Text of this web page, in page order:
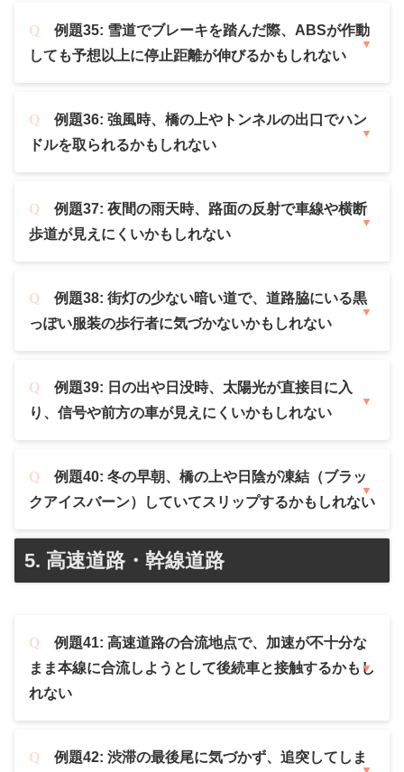
例題35: 雪道でブレーキを踏んだ際、ABSが作動
しても予想以上に停止距離が伸びるかもしれない
例題36: 強風時、橋の上やトンネルの出口でハン
ドルを取られるかもしれない
例題37: 夜間の雨天時、路面の反射で車線や横断
歩道が見えにくいかもしれない
例題38: 街灯の少ない暗い道で、道路脇にいる黒
っぽい服装の歩行者に気づかないかもしれない
例題39: 日の出や日没時、太陽光が直接目に入
り、信号や前方の車が見えにくいかもしれない
例題40: 冬の早朝、橋の上や日陰が凍結（ブラッ
クアイスバーン）していてスリップするかもしれない
5. 高速道路・幹線道路
例題41: 高速道路の合流地点で、加速が不十分な
まま本線に合流しようとして後続車と接触するかもし
れない
例題42: 渋滞の最後尾に気づかず、追突してしま